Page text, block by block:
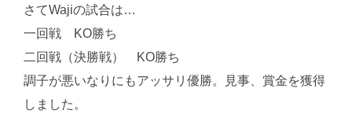
さてWajiの試合は…
一回戦 KO勝ち
二回戦（決勝戦） KO勝ち
調子が悪いなりにもアッサリ優勝。見事、賞金を獲得
しました。